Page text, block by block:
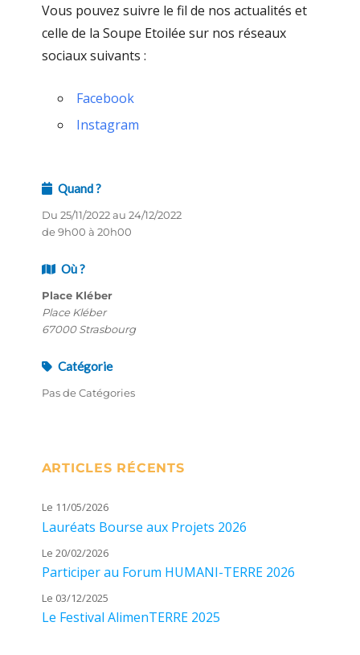
Vous pouvez suivre le fil de nos actualités et
celle de la Soupe Etoilée sur nos réseaux
sociaux suivants :
Facebook
Instagram
Quand ?
Du 25/11/2022 au 24/12/2022
de 9h00 à 20h00
Où ?
Place Kléber
Place Kléber
67000 Strasbourg
Catégorie
Pas de Catégories
ARTICLES RÉCENTS
Le 11/05/2026
Lauréats Bourse aux Projets 2026
Le 20/02/2026
Participer au Forum HUMANI-TERRE 2026
Le 03/12/2025
Le Festival AlimenTERRE 2025